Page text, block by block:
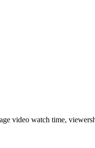
video watch time,